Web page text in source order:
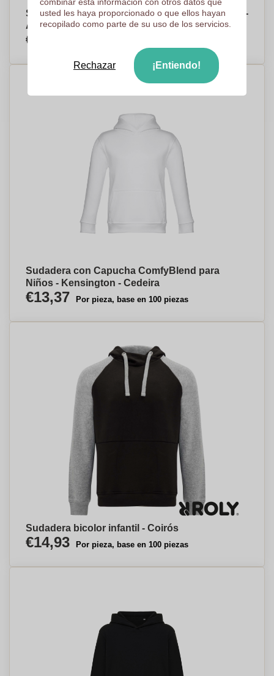
Sudadera con Capucha CozyBlend para Niños -
Abingdon - Sant Antoni de Vilamajor
€13,37
Sudadera con Capucha ComfyBlend para
Niños - Kensington - Cedeira
€13,37 Por pieza, base en 100 piezas
Sudadera bicolor infantil - Coirós
€14,93 Por pieza, base en 100 piezas
usted les haya proporcionado o que ellos hayan
recopilado como parte de su uso de los servicios.
Rechazar ¡Entiendo!